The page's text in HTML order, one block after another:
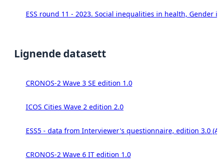
ESS round 11 - 2023. Social inequalities in health,
Lignende datasett
CRONOS-2 Wave 3 SE edition 1.0
ICOS Cities Wave 2 edition 2.0
ESS5 - data from Interviewer's questionnaire, edition 3.0
CRONOS-2 Wave 6 IT edition 1.0